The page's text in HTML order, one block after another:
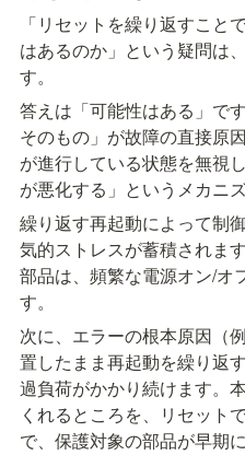
「リセットを繰り返すこと
はあるのか」という疑問は
す。
答えは「可能性はある」で
そのもの」が故障の直接原
が進行している状態を無視
が悪化する」というメカニズ
繰り返す再起動によって制
気的ストレスが蓄積されま
部品は、頻繁な電源オン/オ
す。
次に、エラーの根本原因（
置したまま再起動を繰り返
過負荷がかかり続けます。
くれるところを、リセット
で、保護対象の部品が早期